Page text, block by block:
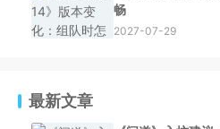
畅
2027-07-29
最新文章